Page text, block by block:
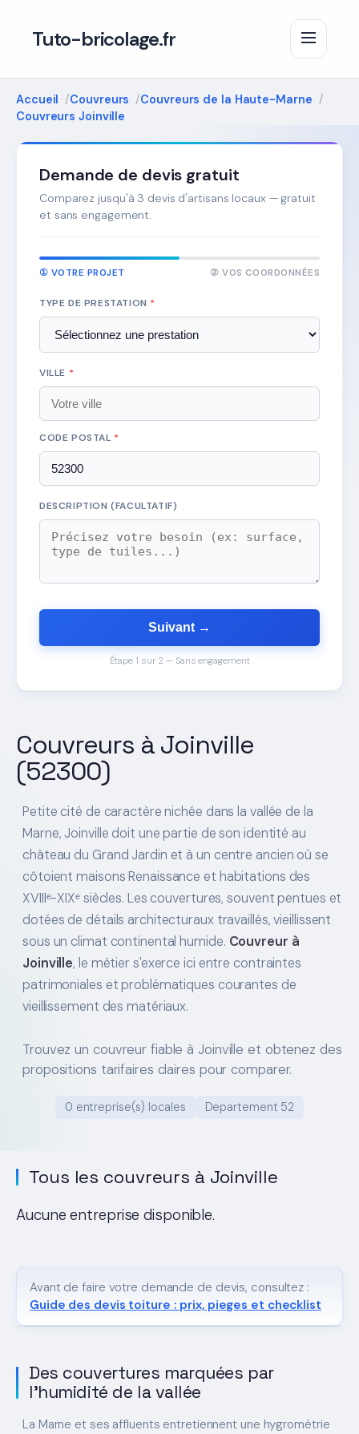
Tuto-bricolage.fr
Accueil Couvreurs
Couvreurs de la Haute-Marne
Couvreurs Joinville
Couvreurs à Joinville
(52300)
Petite cité de caractère nichée dans la vallée de la
Marne, Joinville doit une partie de son identité au
château du Grand Jardin et à un centre ancien où se
côtoient maisons Renaissance et habitations des
XVIIIᵉ-XIXᵉ siècles. Les couvertures, souvent pentues et
dotées de détails architecturaux travaillés, vieillissent
sous un climat continental humide. Couvreur à
Joinville, le métier s'exerce ici entre contraintes
patrimoniales et problématiques courantes de
vieillissement des matériaux.
Trouvez un couvreur fiable à Joinville et obtenez des
propositions tarifaires claires pour comparer.
0 entreprise(s) locales Departement 52
Demande de devis gratuit
Comparez jusqu'à 3 devis d'artisans locaux — gratuit
et sans engagement.
① VOTRE PROJET ② VOS COORDONNÉES
TYPE DE PRESTATION *
VILLE *
CODE POSTAL *
DESCRIPTION (FACULTATIF)
Suivant →
Étape 1 sur 2 — Sans engagement
Tous les couvreurs à Joinville
Aucune entreprise disponible.
Avant de faire votre demande de devis, consultez :
Guide des devis toiture : prix, pieges et checklist
Des couvertures marquées par
l'humidité de la vallée
La Marne et ses affluents entretiennent une hygrométrie